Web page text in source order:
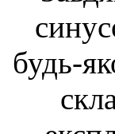
будь-